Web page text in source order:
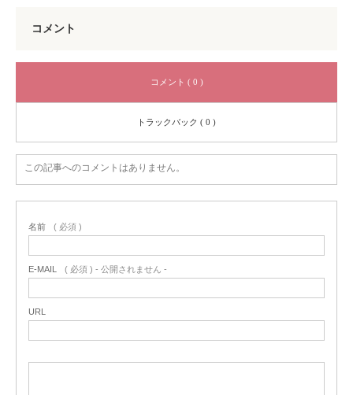
コメント
コメント ( 0 )
トラックバック ( 0 )
この記事へのコメントはありません。
名前 ( 必須 )
E-MAIL ( 必須 ) - 公開されません -
URL